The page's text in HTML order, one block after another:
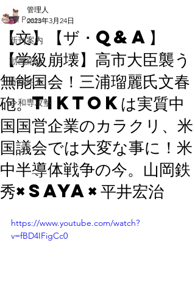
All Posts
新刊案内
動画紹介
寄稿紹介
令和専攻塾
【文】【ザ・Q&A】
【学級崩壊】高市大臣襲う
無能国会！三浦瑠麗氏文春
砲。TikTokは実質中
国国営企業のカラクリ、米
国議会では大変な事に！米
中半導体戦争の今。山岡鉄
秀×SAYA×平井宏治
管理人
2023年3月24日
https://www.youtube.com/watch?
v=fBD4IFigCc0